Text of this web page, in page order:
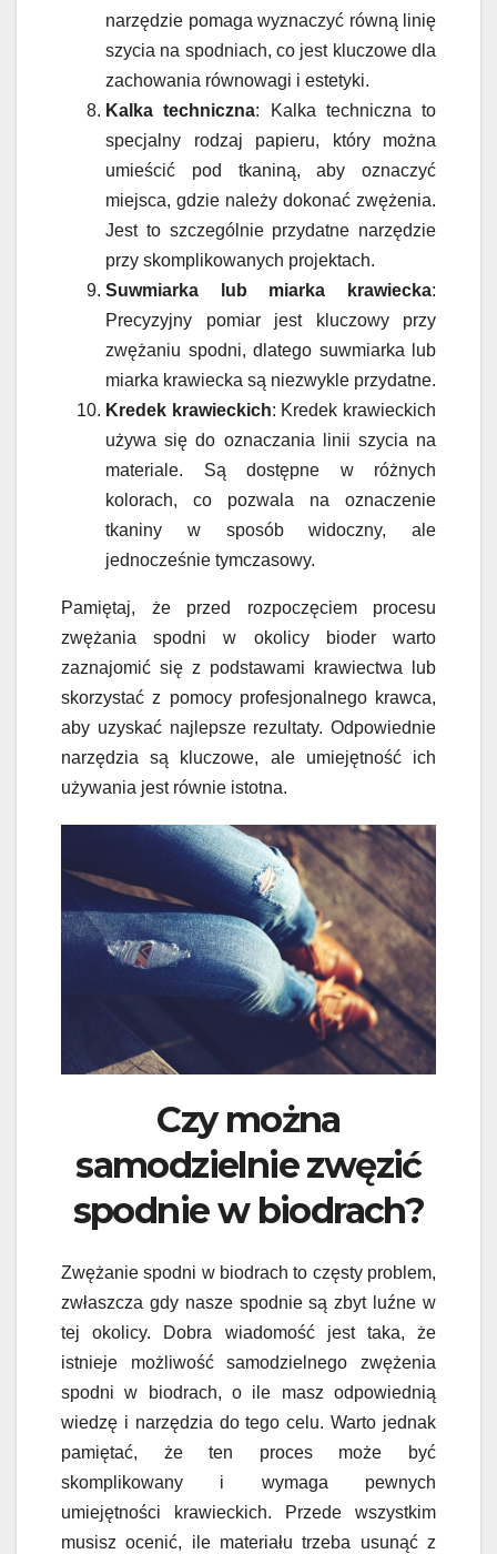
narzędzie pomaga wyznaczyć równą linię
szycia na spodniach, co jest kluczowe dla
zachowania równowagi i estetyki.
Kalka techniczna: Kalka techniczna to
specjalny rodzaj papieru, który można
umieścić pod tkaniną, aby oznaczyć
miejsca, gdzie należy dokonać zwężenia.
Jest to szczególnie przydatne narzędzie
przy skomplikowanych projektach.
Suwmiarka lub miarka krawiecka:
Precyzyjny pomiar jest kluczowy przy
zwężaniu spodni, dlatego suwmiarka lub
miarka krawiecka są niezwykle przydatne.
Kredek krawieckich: Kredek krawieckich
używa się do oznaczania linii szycia na
materiale. Są dostępne w różnych
kolorach, co pozwala na oznaczenie
tkaniny w sposób widoczny, ale
jednocześnie tymczasowy.
Pamiętaj, że przed rozpoczęciem procesu
zwężania spodni w okolicy bioder warto
zaznajomić się z podstawami krawiectwa lub
skorzystać z pomocy profesjonalnego krawca,
aby uzyskać najlepsze rezultaty. Odpowiednie
narzędzia są kluczowe, ale umiejętność ich
używania jest równie istotna.
Czy można
samodzielnie zwęzić
spodnie w biodrach?
Zwężanie spodni w biodrach to częsty problem,
zwłaszcza gdy nasze spodnie są zbyt luźne w
tej okolicy. Dobra wiadomość jest taka, że
istnieje możliwość samodzielnego zwężenia
spodni w biodrach, o ile masz odpowiednią
wiedzę i narzędzia do tego celu. Warto jednak
pamiętać, że ten proces może być
skomplikowany i wymaga pewnych
umiejętności krawieckich. Przede wszystkim
musisz ocenić, ile materiału trzeba usunąć z